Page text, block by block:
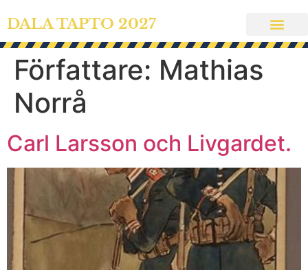
DALA TAPTO 2027
Författare: Mathias
Norrå
Carl Larsson och Livgardet.